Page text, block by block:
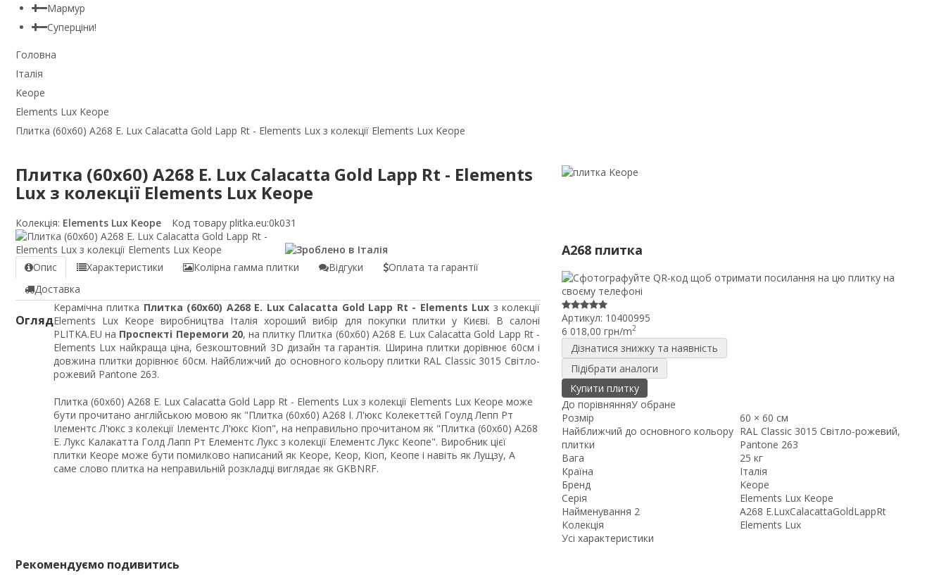
Мармур
Суперціни!
Головна
Італія
Keope
Elements Lux Keope
Плитка (60x60) A268 E. Lux Calacatta Gold Lapp Rt - Elements Lux з колекції Elements Lux Keope
Плитка (60x60) A268 E. Lux Calacatta Gold Lapp Rt - Elements
Lux з колекції Elements Lux Keope
Колекція: Elements Lux Keope Код товару plitka.eu:0k031
Опис Характеристики Колірна гамма плитки Відгуки
Оплата та гарантії
Доставка
Огляд
Керамічна плитка Плитка (60x60) A268 E. Lux Calacatta Gold Lapp Rt - Elements Lux з колекції
Elements Lux Keope виробництва Італія хороший вибір для покупки плитки у Києві. В салоні
PLITKA.EU на Проспекті Перемоги 20, на плитку Плитка (60x60) A268 E. Lux Calacatta Gold Lapp Rt -
Elements Lux найкраща ціна, безкоштовний 3D дизайн та гарантія. Ширина плитки дорівнює 60см і
довжина плитки дорівнює 60см. Найближчий до основного кольору плитки RAL Classic 3015 Світло-
рожевий Pantone 263.
Плитка (60x60) A268 E. Lux Calacatta Gold Lapp Rt - Elements Lux з колекції Elements Lux Keope може
бути прочитано англійською мовою як "Плитка (60x60) A268 І. Л'юкс Колекеттєй Гоулд Лепп Рт
Ілементс Л'юкс з колекції Ілементс Л'юкс Кіоп", на неправильно прочитаном як "Плитка (60x60) A268
Е. Лукс Калакатта Голд Лапп Рт Елементс Лукс з колекції Елементс Лукс Кеопе". Виробник цієї
плитки Keope може бути помилково написаний як Keope, Keop, Кіоп, Кеопе і навіть як Лущзу, А
саме слово плитка на неправильній розкладці виглядає як GKBNRF.
A268 плитка
Артикул: 10400995
6 018,00 грн/m2
Дізнатися знижку та наявність
Підібрати аналоги
Купити плитку
До порівнянняУ обране
Розмір
60 × 60 см
Найближчий до основного кольору
плитки
RAL Classic 3015 Світло-рожевий,
Pantone 263
Вага
25 кг
Країна
Італія
Бренд
Keope
Серія
Elements Lux Keope
Найменування 2
A268 E.LuxCalacattaGoldLappRt
Колекція
Elements Lux
Усі характеристики
Рекомендуємо подивитись